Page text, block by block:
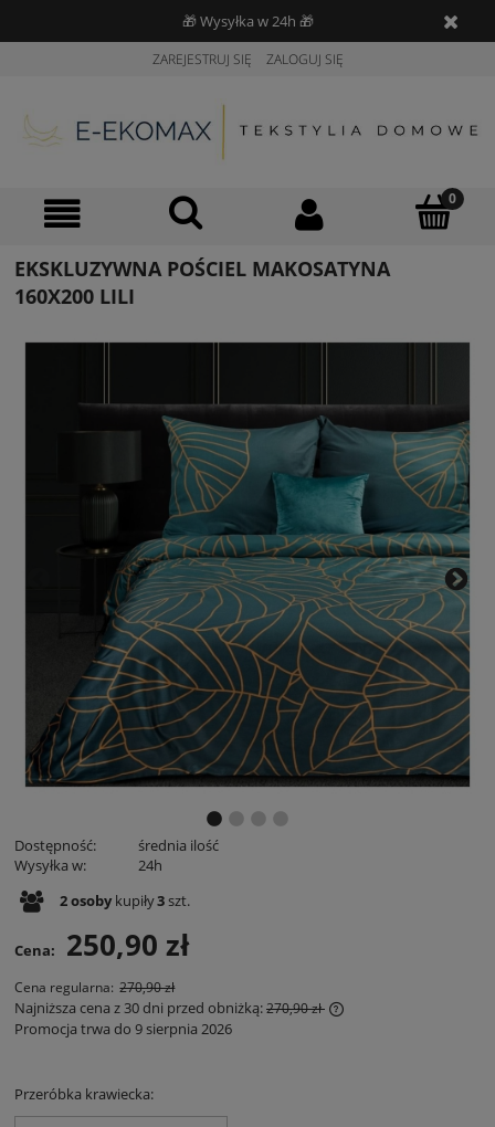
🎁 Wysyłka w 24h 🎁
ZAREJESTRUJ SIĘ ZALOGUJ SIĘ
EKSKLUZYWNA POŚCIEL MAKOSATYNA
160X200 LILI
Dostępność:
średnia ilość
Wysyłka w:
24h
2osoby kupiły3szt.
Cena: 250,90 zł
Cena regularna: 270,90 zł
Najniższa cena z 30 dni przed obniżką:270,90 zł
Promocja trwa do 9 sierpnia 2026
Przeróbka krawiecka: